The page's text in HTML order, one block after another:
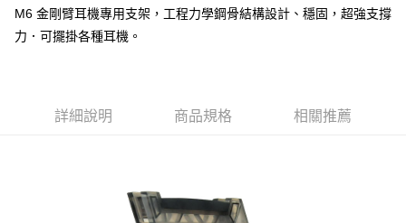
全家取貨付款
每筆NT$60，滿NT$299(含以上)免運費
M6 金剛臂耳機專用支架，工程力學鋼骨結構設計、穩固，超強支撐
力．可擺掛各種耳機。
詳細說明 商品規格 相關推薦